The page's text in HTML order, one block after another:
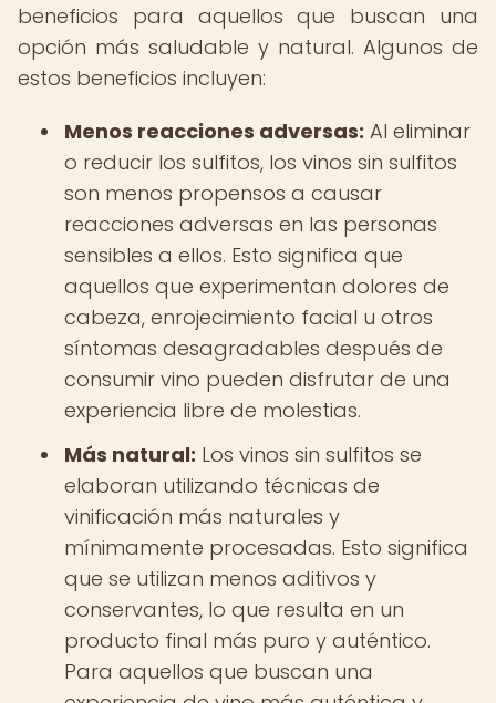
beneficios para aquellos que buscan una
opción más saludable y natural. Algunos de
estos beneficios incluyen:
Menos reacciones adversas: Al eliminar
o reducir los sulfitos, los vinos sin sulfitos
son menos propensos a causar
reacciones adversas en las personas
sensibles a ellos. Esto significa que
aquellos que experimentan dolores de
cabeza, enrojecimiento facial u otros
síntomas desagradables después de
consumir vino pueden disfrutar de una
experiencia libre de molestias.
Más natural: Los vinos sin sulfitos se
elaboran utilizando técnicas de
vinificación más naturales y
mínimamente procesadas. Esto significa
que se utilizan menos aditivos y
conservantes, lo que resulta en un
producto final más puro y auténtico.
Para aquellos que buscan una